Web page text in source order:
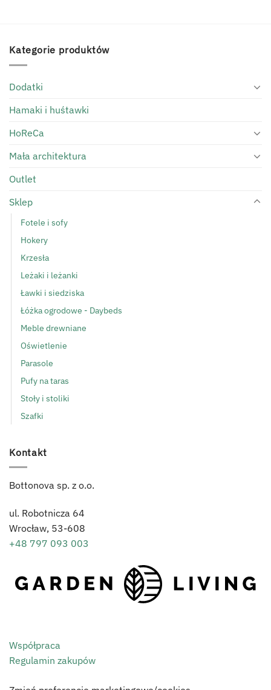
Kategorie produktów
Dodatki
Hamaki i huśtawki
HoReCa
Mała architektura
Outlet
Sklep
Fotele i sofy
Hokery
Krzesła
Leżaki i leżanki
Ławki i siedziska
Łóżka ogrodowe - Daybeds
Meble drewniane
Oświetlenie
Parasole
Pufy na taras
Stoły i stoliki
Szafki
Kontakt
Bottonova sp. z o.o.
ul. Robotnicza 64
Wrocław, 53-608
+48 797 093 003
Współpraca
Regulamin zakupów